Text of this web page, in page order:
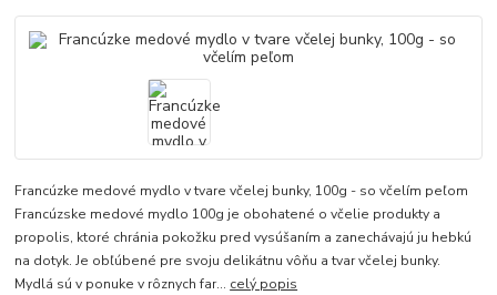
Francúzke medové mydlo v tvare včelej bunky, 100g - so včelím peľom
Francúzske medové mydlo 100g je obohatené o včelie produkty a
propolis, ktoré chránia pokožku pred vysúšaním a zanechávajú ju hebkú
na dotyk. Je obľúbené pre svoju delikátnu vôňu a tvar včelej bunky.
Mydlá sú v ponuke v rôznych far... celý popis